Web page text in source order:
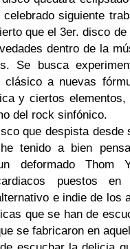
siguiente
que el 3er. disco de
dentro de la
Se busca
clásico a nuevas
y ciertos elementos,
del rock sinfónico.
que despista desde
tenido a bien
deformado Thom
puestos
e indie de los
que se han de
se fabricaron en